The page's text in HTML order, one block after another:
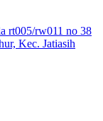
rt005/rw011 no 38
Kec. Jatiasih